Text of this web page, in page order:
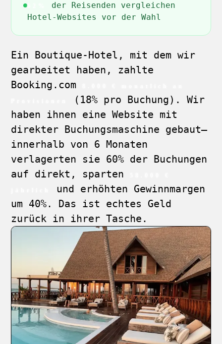
der Reisenden vergleichen
Hotel-Websites vor der Wahl
Ein Boutique-Hotel, mit dem wir
gearbeitet haben, zahlte
Booking.com
(18% pro Buchung). Wir
haben ihnen eine Website mit
direkter Buchungsmaschine gebaut—
innerhalb von 6 Monaten
verlagerten sie 60% der Buchungen
auf direkt, sparten
und erhöhten Gewinnmargen
um 40%. Das ist echtes Geld
zurück in ihrer Tasche.